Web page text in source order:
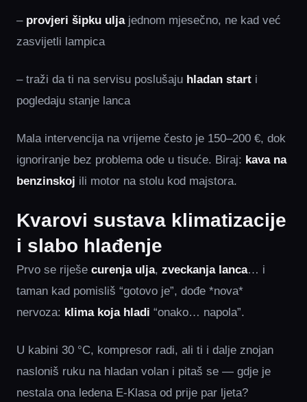
– provjeri šipku uljajednom mjesečno, ne kad već
zasvijetli lampica
– traži da ti na servisu poslušaju hladan start i
pogledaju stanje lanca
Mala intervencija na vrijeme često je 150–200 €, dok
ignoriranje bez problema ode u tisuće. Biraj: kava na
benzinskoj ili motor na stolu kod majstora.
Kvarovi sustava klimatizacije
i slabo hlađenje
Prvo se riješe curenja ulja, zveckanja lanca… i
taman kad pomisliš “gotovo je”, dođe *nova*
nervoza: klima koja hladi “onako… napola”.
U kabini 30 °C, kompresor radi, ali ti i dalje znojan
nasloniš ruku na hladan volan i pitaš se — gdje je
nestala ona ledena E‑Klasa od prije par ljeta?